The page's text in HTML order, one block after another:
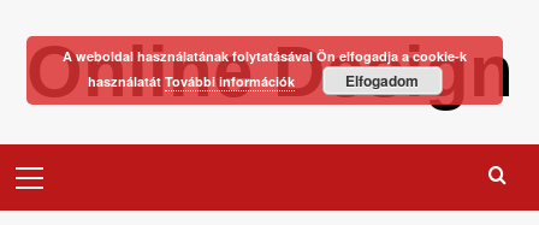
contentOnline Design
Menu
A weboldal használatának folytatásával Ön elfogadja a cookie-k
használatát További információk Elfogadom